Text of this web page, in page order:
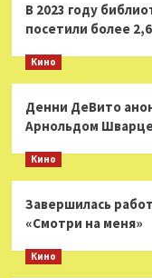
В 2023 году
посетили более
Кино
Денни ДеВито
Арнольдом
Кино
Завершилась
«Смотри на меня»
Кино